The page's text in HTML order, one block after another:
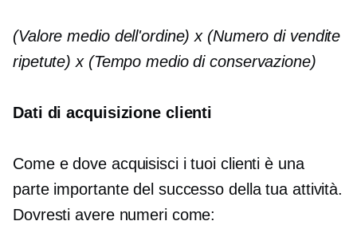
(Valore medio dell'ordine) x (Numero di vendite
ripetute) x (Tempo medio di conservazione)
Dati di acquisizione clienti
Come e dove acquisisci i tuoi clienti è una
parte importante del successo della tua attività.
Dovresti avere numeri come: